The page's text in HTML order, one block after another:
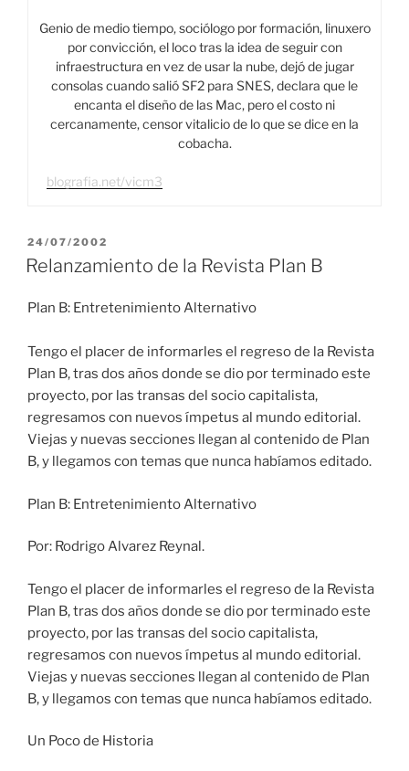
Genio de medio tiempo, sociólogo por formación, linuxero
por convicción, el loco tras la idea de seguir con
infraestructura en vez de usar la nube, dejó de jugar
consolas cuando salió SF2 para SNES, declara que le
encanta el diseño de las Mac, pero el costo ni
cercanamente, censor vitalicio de lo que se dice en la
cobacha.
blografia.net/vicm3
PUBLICADO
EL
24/07/2002
Relanzamiento de la Revista Plan B
Plan B: Entretenimiento Alternativo
Tengo el placer de informarles el regreso de la Revista
Plan B, tras dos años donde se dio por terminado este
proyecto, por las transas del socio capitalista,
regresamos con nuevos ímpetus al mundo editorial.
Viejas y nuevas secciones llegan al contenido de Plan
B, y llegamos con temas que nunca habíamos editado.
Plan B: Entretenimiento Alternativo
Por: Rodrigo Alvarez Reynal.
Tengo el placer de informarles el regreso de la Revista
Plan B, tras dos años donde se dio por terminado este
proyecto, por las transas del socio capitalista,
regresamos con nuevos ímpetus al mundo editorial.
Viejas y nuevas secciones llegan al contenido de Plan
B, y llegamos con temas que nunca habíamos editado.
Un Poco de Historia